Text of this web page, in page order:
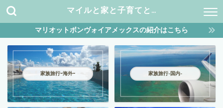
マイルと家と子育てと…
マリオットボンヴォイアメックスの紹介はこちら
家族旅行ｰ海外ｰ 家族旅行-国内-